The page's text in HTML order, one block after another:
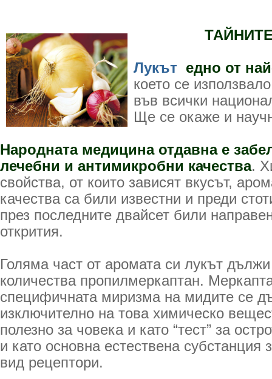
Лукът едно от
което се
във всички
Ще се окаже и
Народната медицина отдавна е
лечебни и антимикробни качества.
свойства, от които зависят вкусът,
качества са били известни и преди
през последните двайсет били
открития.
Голяма част от аромата си лукът
количества пропилмеркаптан.
специфичната миризма на мидите се
изключително на това химическо
полезно за човека и като “тест” за
и като основна естествена субстанция
вид рецептори.